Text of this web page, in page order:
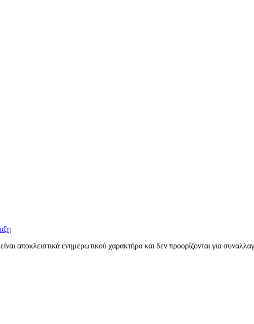
αποκλειστικά ενημερωτικού χαρακτήρα και δεν προορίζονται για